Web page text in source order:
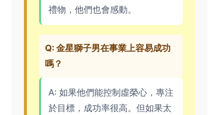
禮物，他們也會感動。
Q: 金星獅子男在事業上容易成功
嗎？
A: 如果他們能控制虛榮心，專注
於目標，成功率很高。但如果太